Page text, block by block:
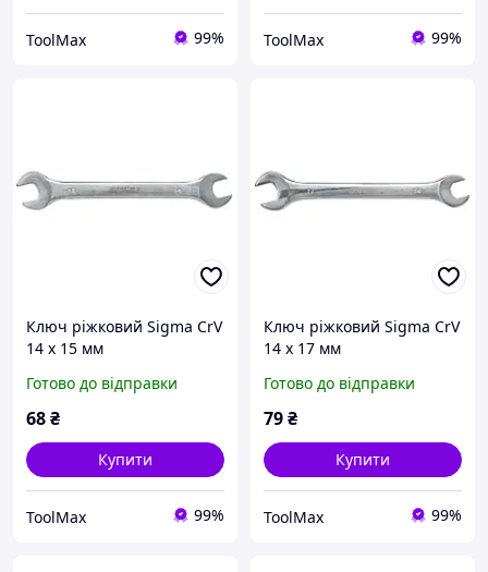
ToolMax 99% ToolMax 99%
Ключ ріжковий Sigma CrV
14 х 15 мм
Готово до відправки
68₴
Купити
ToolMax 99%
Ключ ріжковий Sigma CrV
14 х 17 мм
Готово до відправки
79₴
Купити
ToolMax 99%